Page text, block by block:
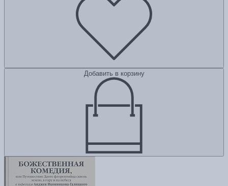
Добавить в корзину